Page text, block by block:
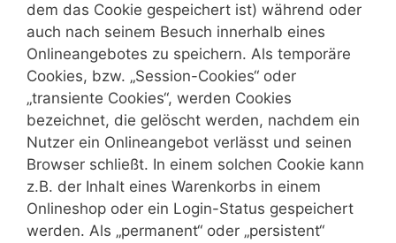
dem das Cookie gespeichert ist) während oder
auch nach seinem Besuch innerhalb eines
Onlineangebotes zu speichern. Als temporäre
Cookies, bzw. „Session-Cookies“ oder
„transiente Cookies“, werden Cookies
bezeichnet, die gelöscht werden, nachdem ein
Nutzer ein Onlineangebot verlässt und seinen
Browser schließt. In einem solchen Cookie kann
z.B. der Inhalt eines Warenkorbs in einem
Onlineshop oder ein Login-Status gespeichert
werden. Als „permanent“ oder „persistent“